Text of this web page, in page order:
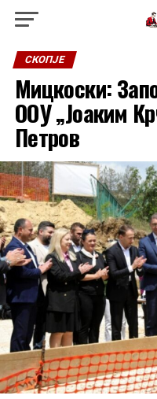
СКОПЈЕ
Мицкоски:
ООУ „Јоаким
Петров